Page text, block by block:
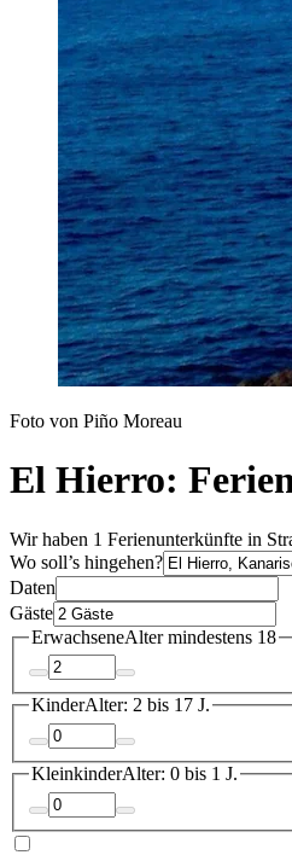
Foto von Piño Moreau
El Hierro:
Wir haben 1 Ferienunterkünfte in
Wo soll’s hingehen?
Daten
Gäste
ErwachseneAlter mindestens 18
KinderAlter: 2 bis 17 J.
KleinkinderAlter: 0 bis 1 J.